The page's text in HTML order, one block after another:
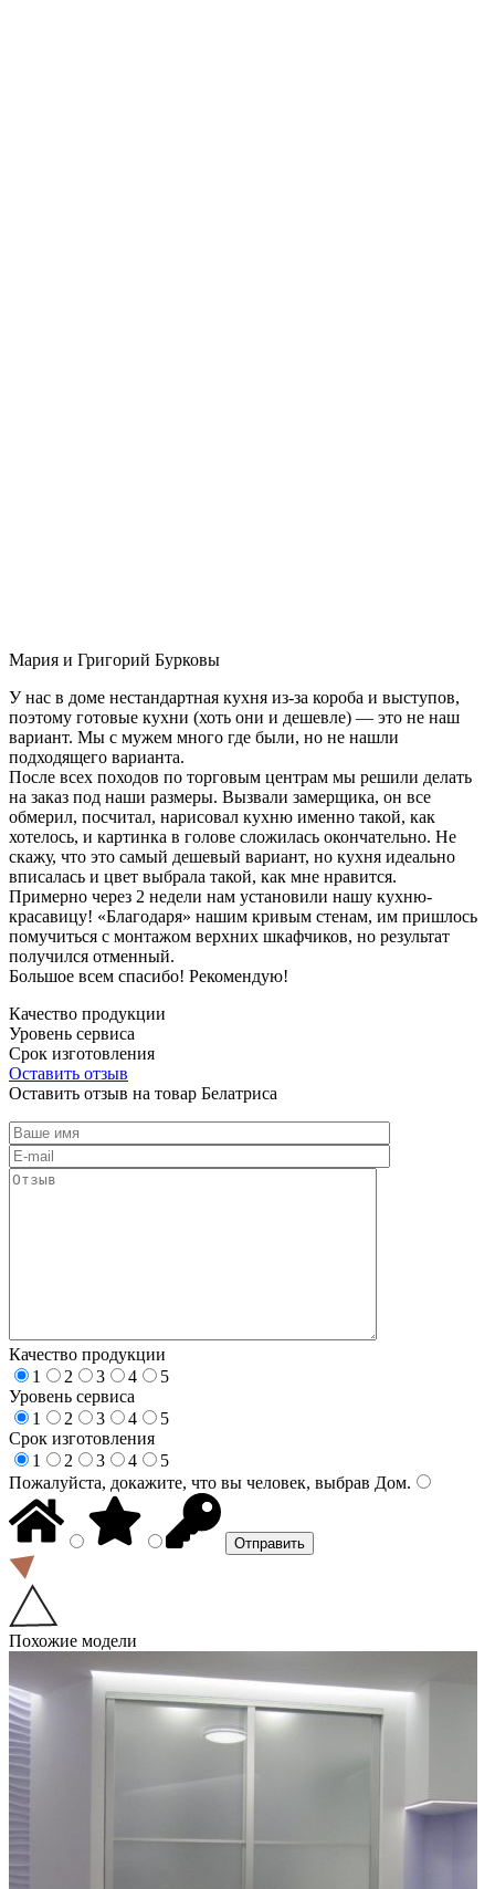
Мария и Григорий Бурковы
У нас в доме нестандартная кухня из-за короба и выступов,
поэтому готовые кухни (хоть они и дешевле) — это не наш
вариант. Мы с мужем много где были, но не нашли
подходящего варианта.
После всех походов по торговым центрам мы решили делать
на заказ под наши размеры. Вызвали замерщика, он все
обмерил, посчитал, нарисовал кухню именно такой, как
хотелось, и картинка в голове сложилась окончательно. Не
скажу, что это самый дешевый вариант, но кухня идеально
вписалась и цвет выбрала такой, как мне нравится.
Примерно через 2 недели нам установили нашу кухню-
красавицу! «Благодаря» нашим кривым стенам, им пришлось
помучиться с монтажом верхних шкафчиков, но результат
получился отменный.
Большое всем спасибо! Рекомендую!
Качество продукции
Уровень сервиса
Срок изготовления
Оставить отзыв
Оставить отзыв на товар Белатриса
Качество продукции
1
2 3 4
5
Уровень сервиса
1
2 3 4
5
Срок изготовления
1
2 3 4
5
Пожалуйста, докажите, что вы человек, выбрав Дом.
Похожие модели